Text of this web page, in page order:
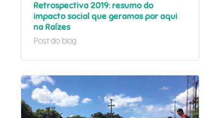
Retrospectiva 2019: resumo do
impacto social que geramos por aqui
na Raízes
Post do blog